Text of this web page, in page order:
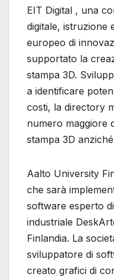
EIT Digital , una
digitale, istruzione
europeo di
supportato la
stampa 3D.
a identificare
costi, la directory
numero maggiore
stampa 3D
Aalto University
che sarà
software esperto
industriale
Finlandia. La
sviluppatore di
creato grafici di